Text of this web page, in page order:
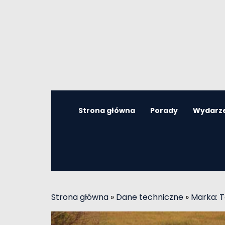
Strona główna Porady
Strona główna » Dane techniczne » Marka: